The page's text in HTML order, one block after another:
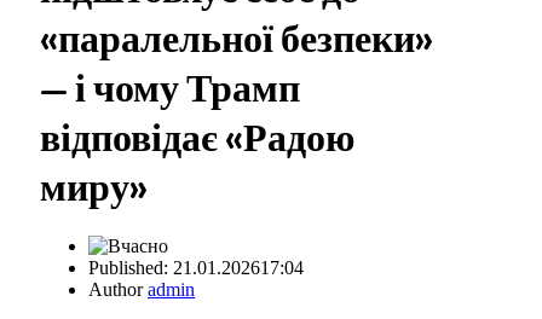
«паралельної безпеки»
— і чому Трамп
відповідає «Радою
миру»
Published: 21.01.202617:04
Authoradmin